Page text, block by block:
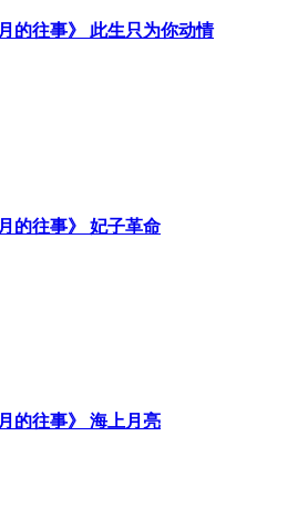
的往事》 此生只为你动情
的往事》 妃子革命
的往事》 海上月亮